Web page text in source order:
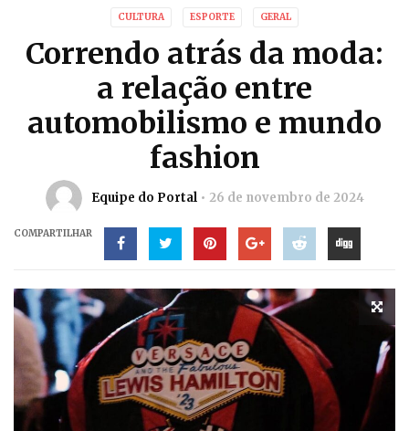
CULTURA ESPORTE GERAL
Correndo atrás da moda:
a relação entre
automobilismo e mundo
fashion
Equipe do Portal 26 de novembro de 2024
COMPARTILHAR